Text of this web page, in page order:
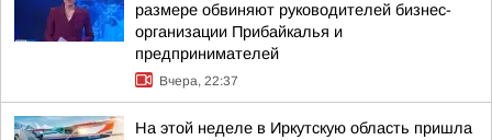
размере обвиняют руководителей бизнес-
организации Прибайкалья и
предпринимателей
Вчера, 22:37
На этой неделе в Иркутскую область пришла